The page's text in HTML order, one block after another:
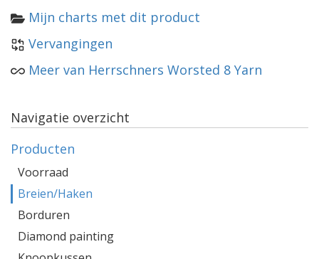
Mijn charts met dit product
Vervangingen
Meer van Herrschners Worsted 8 Yarn
Navigatie overzicht
Producten
Voorraad
Breien/Haken
Borduren
Diamond painting